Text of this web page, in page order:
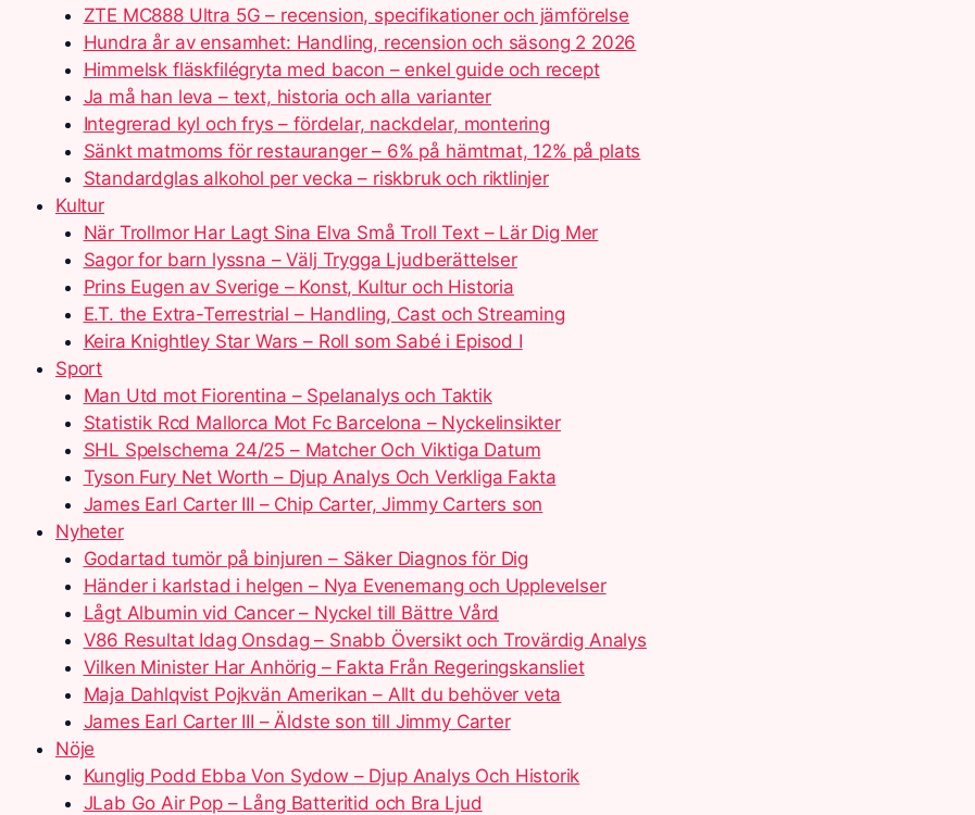
ZTE MC888 Ultra 5G – recension, specifikationer och jämförelse
Hundra år av ensamhet: Handling, recension och säsong 2 2026
Himmelsk fläskfilégryta med bacon – enkel guide och recept
Ja må han leva – text, historia och alla varianter
Integrerad kyl och frys – fördelar, nackdelar, montering
Sänkt matmoms för restauranger – 6% på hämtmat, 12% på plats
Standardglas alkohol per vecka – riskbruk och riktlinjer
Kultur
När Trollmor Har Lagt Sina Elva Små Troll Text – Lär Dig Mer
Sagor for barn lyssna – Välj Trygga Ljudberättelser
Prins Eugen av Sverige – Konst, Kultur och Historia
E.T. the Extra-Terrestrial – Handling, Cast och Streaming
Keira Knightley Star Wars – Roll som Sabé i Episod I
Sport
Man Utd mot Fiorentina – Spelanalys och Taktik
Statistik Rcd Mallorca Mot Fc Barcelona – Nyckelinsikter
SHL Spelschema 24/25 – Matcher Och Viktiga Datum
Tyson Fury Net Worth – Djup Analys Och Verkliga Fakta
James Earl Carter III – Chip Carter, Jimmy Carters son
Nyheter
Godartad tumör på binjuren – Säker Diagnos för Dig
Händer i karlstad i helgen – Nya Evenemang och Upplevelser
Lågt Albumin vid Cancer – Nyckel till Bättre Vård
V86 Resultat Idag Onsdag – Snabb Översikt och Trovärdig Analys
Vilken Minister Har Anhörig – Fakta Från Regeringskansliet
Maja Dahlqvist Pojkvän Amerikan – Allt du behöver veta
James Earl Carter III – Äldste son till Jimmy Carter
Nöje
Kunglig Podd Ebba Von Sydow – Djup Analys Och Historik
JLab Go Air Pop – Lång Batteritid och Bra Ljud